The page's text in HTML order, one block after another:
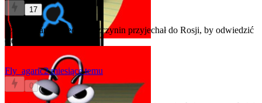
17
@Fly_agaric
>kiedy Łoszczynin przyjechał do Rosji, by odwiedzić
ciężko chorego ojca.
Fly_agaric2 miesiące temu
0